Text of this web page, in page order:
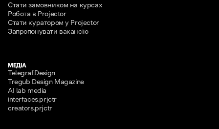
Стати замовником на курсах
Робота в Projector
Стати куратором у Projector
Запропонувати вакансію
МЕДІА
Telegraf.Design
Tregub Design Magazine
AI lab media
interfaces.prjctr
creators.prjctr